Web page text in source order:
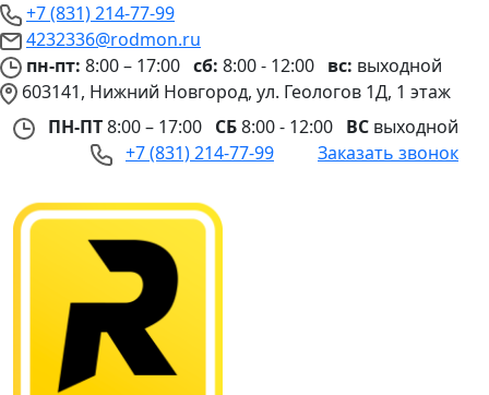
+7 (831) 214-77-99
4232336@rodmon.ru
пн-пт: 8:00 – 17:00 сб: 8:00 - 12:00 вс: выходной
603141, Нижний Новгород, ул. Геологов 1Д, 1 этаж
ПН-ПТ8:00 – 17:00 СБ8:00 - 12:00 ВС выходной
+7 (831) 214-77-99
Заказать звонок